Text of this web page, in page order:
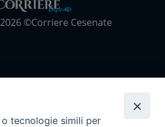
©Corriere Cesenate
tecnologie simili per